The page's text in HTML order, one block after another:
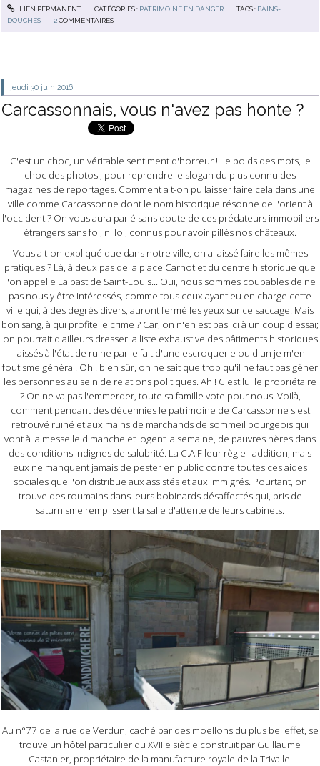
LIEN PERMANENT CATÉGORIES : PATRIMOINE EN DANGER TAGS : BAINS-
DOUCHES
2 COMMENTAIRES
jeudi 30 juin 2016
Carcassonnais, vous n'avez pas honte ?
C'est un choc, un véritable sentiment d'horreur ! Le poids des mots, le
choc des photos ; pour reprendre le slogan du plus connu des
magazines de reportages. Comment a t-on pu laisser faire cela dans une
ville comme Carcassonne dont le nom historique résonne de l'orient à
l'occident ? On vous aura parlé sans doute de ces prédateurs immobiliers
étrangers sans foi, ni loi, connus pour avoir pillés nos châteaux.
Vous a t-on expliqué que dans notre ville, on a laissé faire les mêmes
pratiques ? Là, à deux pas de la place Carnot et du centre historique que
l'on appelle La bastide Saint-Louis... Oui, nous sommes coupables de ne
pas nous y être intéressés, comme tous ceux ayant eu en charge cette
ville qui, à des degrés divers, auront fermé les yeux sur ce saccage. Mais
bon sang, à qui profite le crime ? Car, on n'en est pas ici à un coup d'essai;
on pourrait d'ailleurs dresser la liste exhaustive des bâtiments historiques
laissés à l'état de ruine par le fait d'une escroquerie ou d'un je m'en
foutisme général. Oh ! bien sûr, on ne sait que trop qu'il ne faut pas gêner
les personnes au sein de relations politiques. Ah ! C'est lui le propriétaire
? On ne va pas l'emmerder, toute sa famille vote pour nous. Voilà,
comment pendant des décennies le patrimoine de Carcassonne s'est
retrouvé ruiné et aux mains de marchands de sommeil bourgeois qui
vont à la messe le dimanche et logent la semaine, de pauvres hères dans
des conditions indignes de salubrité. La C.A.F leur règle l'addition, mais
eux ne manquent jamais de pester en public contre toutes ces aides
sociales que l'on distribue aux assistés et aux immigrés. Pourtant, on
trouve des roumains dans leurs bobinards désaffectés qui, pris de
saturnisme remplissent la salle d'attente de leurs cabinets.
Au n°77 de la rue de Verdun, caché par des moellons du plus bel effet, se
trouve un hôtel particulier du XVIIIe siècle construit par Guillaume
Castanier, propriétaire de la manufacture royale de la Trivalle.